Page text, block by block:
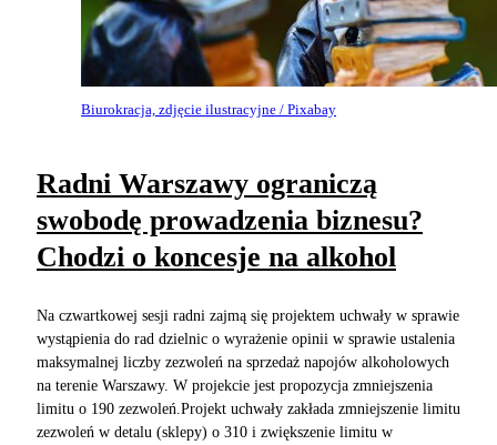
Biurokracja, zdjęcie ilustracyjne / Pixabay
Radni Warszawy ograniczą
swobodę prowadzenia biznesu?
Chodzi o koncesje na alkohol
Na czwartkowej sesji radni zajmą się projektem uchwały w sprawie
wystąpienia do rad dzielnic o wyrażenie opinii w sprawie ustalenia
maksymalnej liczby zezwoleń na sprzedaż napojów alkoholowych
na terenie Warszawy. W projekcie jest propozycja zmniejszenia
limitu o 190 zezwoleń.Projekt uchwały zakłada zmniejszenie limitu
zezwoleń w detalu (sklepy) o 310 i zwiększenie limitu w